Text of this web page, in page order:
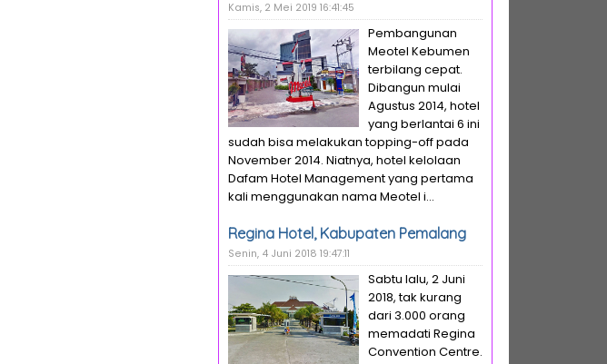
Kamis, 2 Mei 2019 16:41:45
Pembangunan
Meotel Kebumen
terbilang cepat.
Dibangun mulai
Agustus 2014, hotel
yang berlantai 6 ini
sudah bisa melakukan topping-off pada
November 2014. Niatnya, hotel kelolaan
Dafam Hotel Management yang pertama
kali menggunakan nama Meotel i...
Regina Hotel, Kabupaten Pemalang
Senin, 4 Juni 2018 19:47:11
Sabtu lalu, 2 Juni
2018, tak kurang
dari 3.000 orang
memadati Regina
Convention Centre.